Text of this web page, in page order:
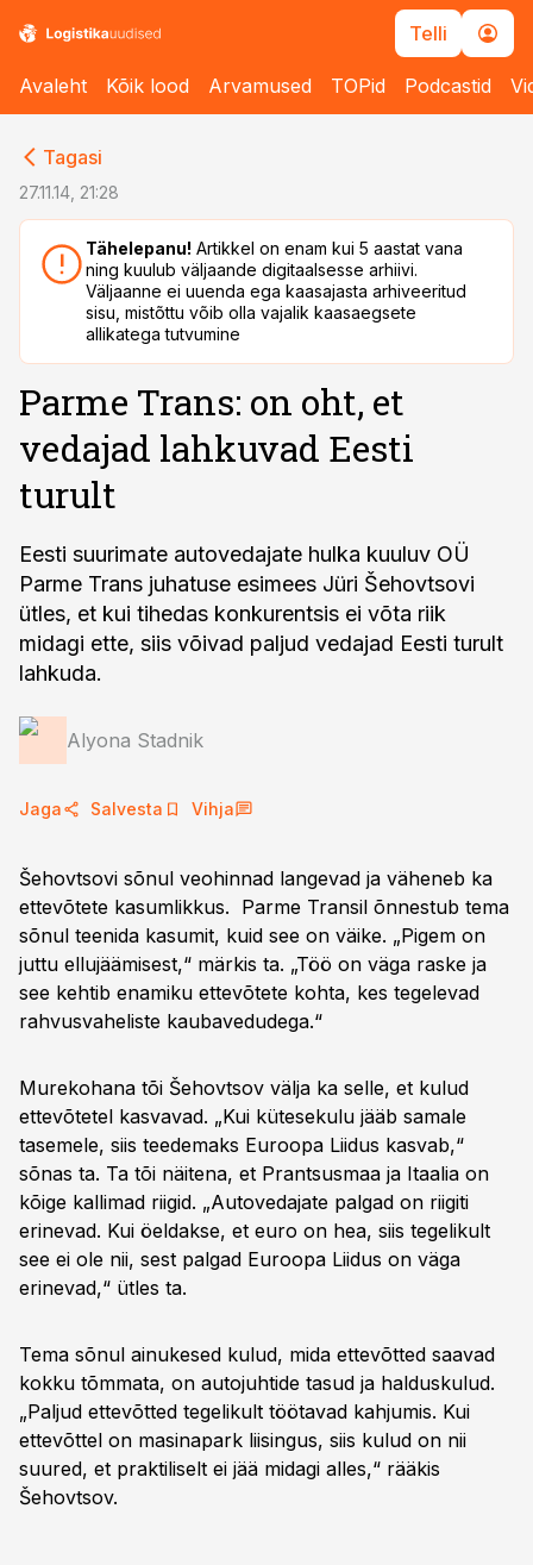
Telli
Avaleht Kõik lood Arvamused TOPid Podcastid
Tagasi
27.11.14, 21:28
Tähelepanu! Artikkel on enam kui 5 aastat vana
ning kuulub väljaande digitaalsesse arhiivi.
Väljaanne ei uuenda ega kaasajasta arhiveeritud
sisu, mistõttu võib olla vajalik kaasaegsete
allikatega tutvumine
Parme Trans: on oht, et
vedajad lahkuvad Eesti
turult
Eesti suurimate autovedajate hulka kuuluv OÜ
Parme Trans juhatuse esimees Jüri Šehovtsovi
ütles, et kui tihedas konkurentsis ei võta riik
midagi ette, siis võivad paljud vedajad Eesti turult
lahkuda.
Alyona Stadnik
Jaga Salvesta Vihja
Šehovtsovi sõnul veohinnad langevad ja väheneb ka
ettevõtete kasumlikkus. Parme Transil õnnestub tema
sõnul teenida kasumit, kuid see on väike. „Pigem on
juttu ellujäämisest,“ märkis ta. „Töö on väga raske ja
see kehtib enamiku ettevõtete kohta, kes tegelevad
rahvusvaheliste kaubavedudega.“
Murekohana tõi Šehovtsov välja ka selle, et kulud
ettevõtetel kasvavad. „Kui kütesekulu jääb samale
tasemele, siis teedemaks Euroopa Liidus kasvab,“
sõnas ta. Ta tõi näitena, et Prantsusmaa ja Itaalia on
kõige kallimad riigid. „Autovedajate palgad on riigiti
erinevad. Kui öeldakse, et euro on hea, siis tegelikult
see ei ole nii, sest palgad Euroopa Liidus on väga
erinevad,“ ütles ta.
Tema sõnul ainukesed kulud, mida ettevõtted saavad
kokku tõmmata, on autojuhtide tasud ja halduskulud.
„Paljud ettevõtted tegelikult töötavad kahjumis. Kui
ettevõttel on masinapark liisingus, siis kulud on nii
suured, et praktiliselt ei jää midagi alles,“ rääkis
Šehovtsov.